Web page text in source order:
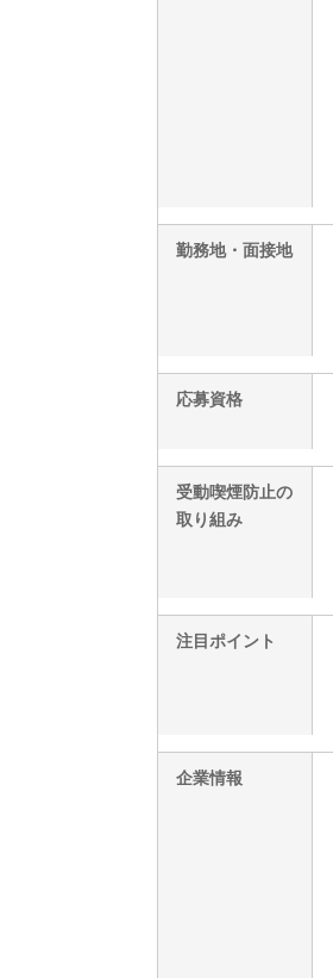
勤務地・面接地
応募資格
受動喫煙防止の
取り組み
注目ポイント
企業情報